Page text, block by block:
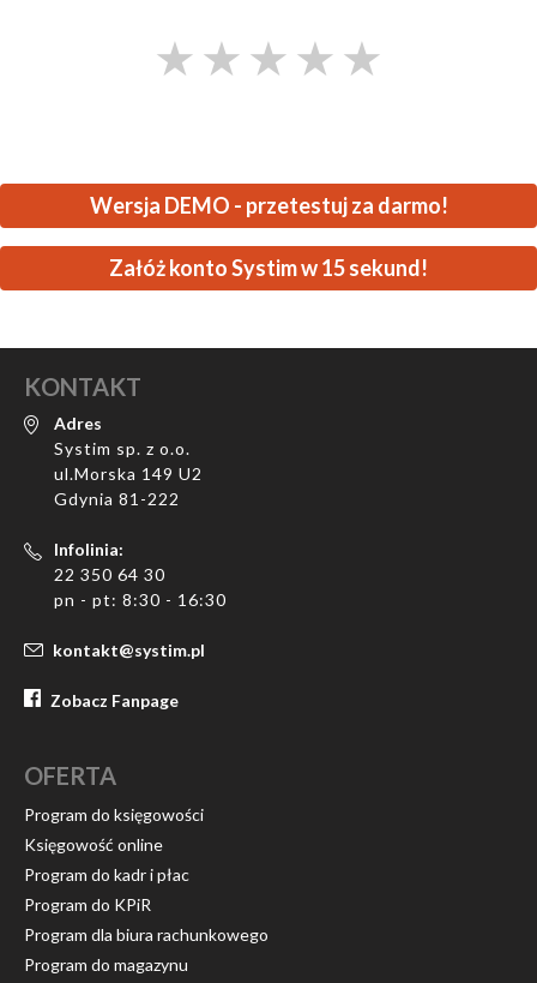
★★★★★
Wersja DEMO - przetestuj za darmo!
Załóż konto Systim w 15 sekund!
KONTAKT
Adres
Systim sp. z o.o.
ul.Morska 149 U2
Gdynia 81-222
Infolinia:
22 350 64 30
pn - pt: 8:30 - 16:30
kontakt@systim.pl
Zobacz Fanpage
OFERTA
Program do księgowości
Księgowość online
Program do kadr i płac
Program do KPiR
Program dla biura rachunkowego
Program do magazynu